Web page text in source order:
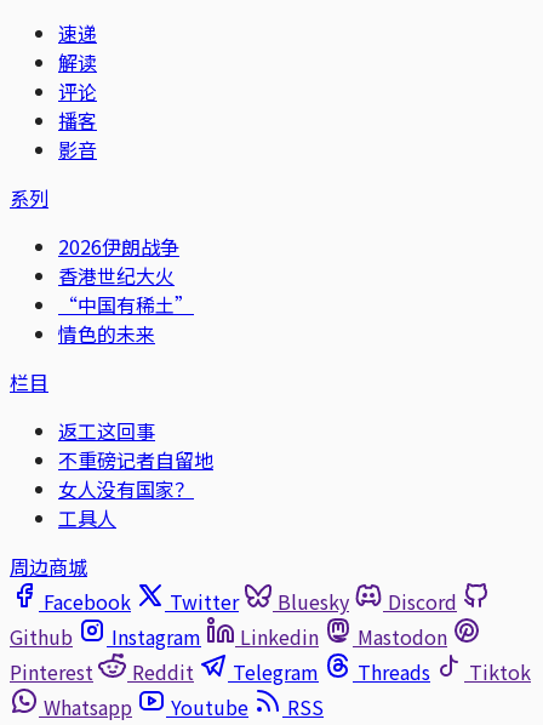
速递
解读
评论
播客
影音
系列
2026伊朗战争
香港世纪大火
“中国有稀土”
情色的未来
栏目
返工这回事
不重磅记者自留地
女人没有国家？
工具人
周边商城
Facebook
Twitter Bluesky
Discord
Github
Instagram Linkedin
Mastodon
Pinterest
Reddit Telegram Threads
Tiktok
Whatsapp
Youtube
RSS